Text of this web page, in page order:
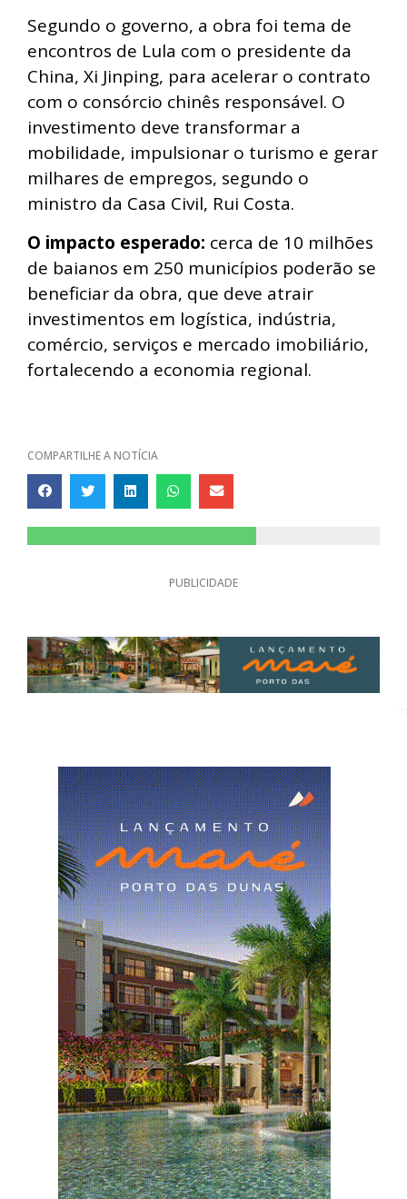
Segundo o governo, a obra foi tema de
encontros de Lula com o presidente da
China, Xi Jinping, para acelerar o contrato
com o consórcio chinês responsável. O
investimento deve transformar a
mobilidade, impulsionar o turismo e gerar
milhares de empregos, segundo o
ministro da Casa Civil, Rui Costa.
O impacto esperado: cerca de 10 milhões
de baianos em 250 municípios poderão se
beneficiar da obra, que deve atrair
investimentos em logística, indústria,
comércio, serviços e mercado imobiliário,
fortalecendo a economia regional.
COMPARTILHE A NOTÍCIA
PUBLICIDADE